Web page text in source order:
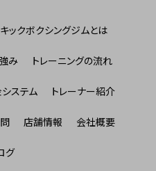
ックボクシングジムとは
み トレーニングの流れ
ステム トレーナー紹介
店舗情報 会社概要
グ